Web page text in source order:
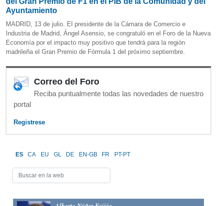
Ayuntamiento
MADRID, 13 de julio. El presidente de la Cámara de Comercio e
Industria de Madrid, Ángel Asensio, se congratuló en el Foro de la Nueva
Economía por el impacto muy positivo que tendrá para la región
madrileña el Gran Premio de Fórmula 1 del próximo septiembre.
Correo del Foro
Reciba puntualmente todas las novedades de nuestro
portal
Registrese
ES CA EU GL DE EN-GB FR PT-PT